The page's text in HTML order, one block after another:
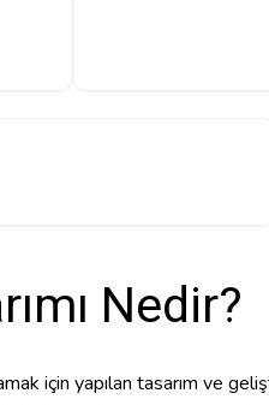
Nedir?
için yapılan tasarım ve